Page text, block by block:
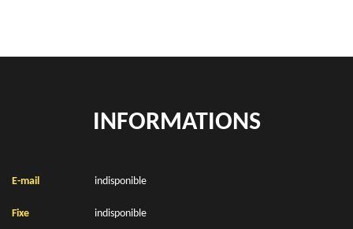
INFORMATIONS
E-mail indisponible
Fixe indisponible